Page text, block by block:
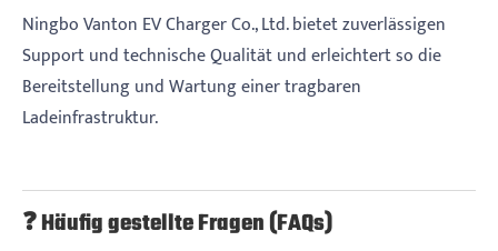
Ningbo Vanton EV Charger Co., Ltd. bietet zuverlässigen
Support und technische Qualität und erleichtert so die
Bereitstellung und Wartung einer tragbaren
Ladeinfrastruktur.
❓ Häufig gestellte Fragen (FAQs)